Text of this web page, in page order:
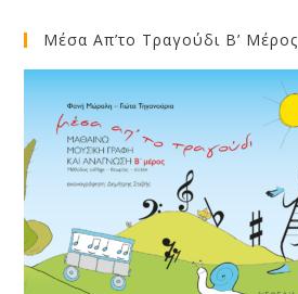
Μέσα Απ’το Τραγούδι Β’ Μέρος